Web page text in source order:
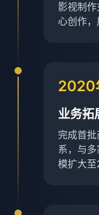
影视制
心创作，
2020
业务拓
完成首
系，与
模扩大至